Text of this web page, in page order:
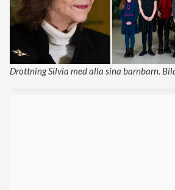
Drottning Silvia med alla sina barnbarn.